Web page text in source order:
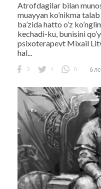
Atrofdagilar bilan
muayyan ko’nikma
ba’zida hatto o’z
kechadi-ku, bunisini
psixoterapevt Mixail
hal...
3 1 0 6